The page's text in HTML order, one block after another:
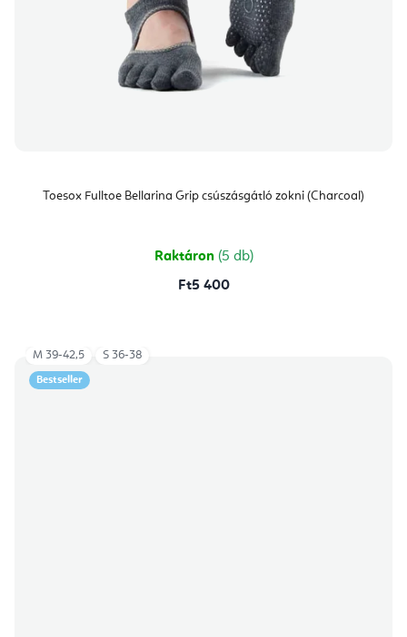
Toesox Fulltoe Bellarina Grip csúszásgátló zokni (Charcoal)
Raktáron (5 db)
Ft5 400
Bestseller
M 39-42,5 S 36-38